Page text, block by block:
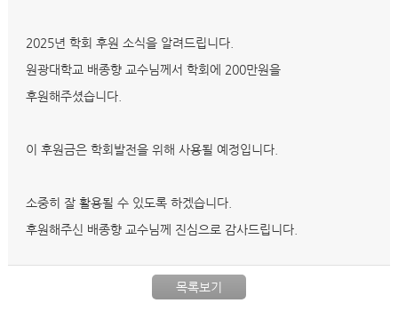
2025년 학회 후원 소식을 알려드립니다.
원광대학교 배종향 교수님께서 학회에 200만원을
후원해주셨습니다.
이 후원금은 학회발전을 위해 사용될 예정입니다.
소중히 잘 활용될 수 있도록 하겠습니다.
후원해주신 배종향 교수님께 진심으로 감사드립니다.
목록보기